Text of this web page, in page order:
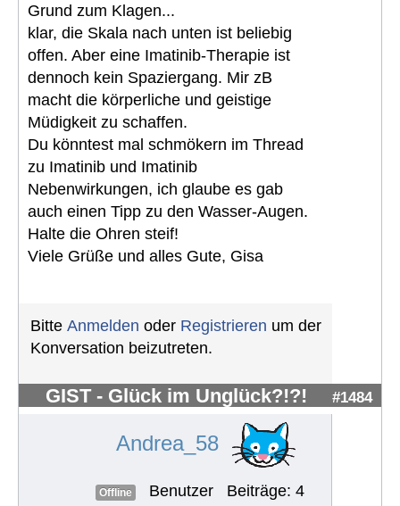
Grund zum Klagen...
klar, die Skala nach unten ist beliebig
offen. Aber eine Imatinib-Therapie ist
dennoch kein Spaziergang. Mir zB
macht die körperliche und geistige
Müdigkeit zu schaffen.
Du könntest mal schmökern im Thread
zu Imatinib und Imatinib
Nebenwirkungen, ich glaube es gab
auch einen Tipp zu den Wasser-Augen.
Halte die Ohren steif!
Viele Grüße und alles Gute, Gisa
Bitte Anmelden oder Registrieren um der
Konversation beizutreten.
GIST - Glück im Unglück?!?! #1484
Andrea_58
Offline Benutzer Beiträge: 4